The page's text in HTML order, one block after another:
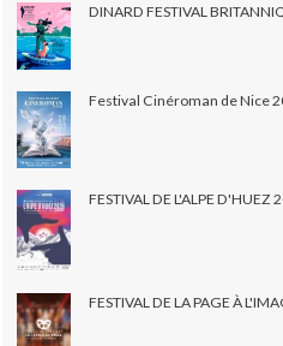
DINARD FESTIVAL
Festival Cinéroman de Nice
FESTIVAL DE L'ALPE D'HUEZ
FESTIVAL DE LA PAGE À